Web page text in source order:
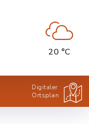
20 °C
Digitaler
Ortsplan